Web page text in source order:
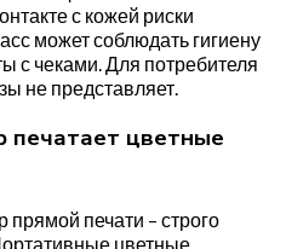
с кожей риски
может соблюдать гигиену
с чеками. Для потребителя
не представляет.
печатает цветные
прямой печати – строго
цветные